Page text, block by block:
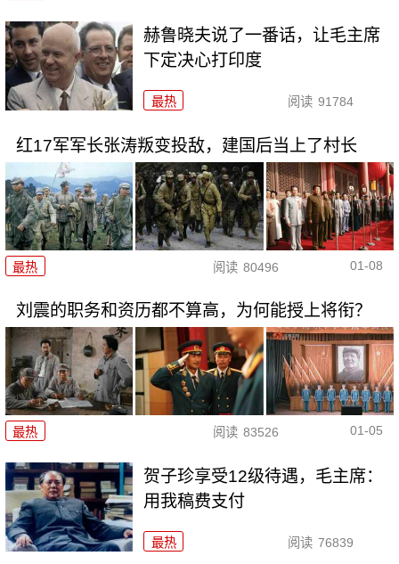
赫鲁晓夫说了一番话，让毛主席
下定决心打印度
最热 阅读 91784
红17军军长张涛叛变投敌，建国后当上了村长
最热 阅读 80496 01-08
刘震的职务和资历都不算高，为何能授上将衔？
最热 阅读 83526 01-05
贺子珍享受12级待遇，毛主席：
用我稿费支付
最热 阅读 76839